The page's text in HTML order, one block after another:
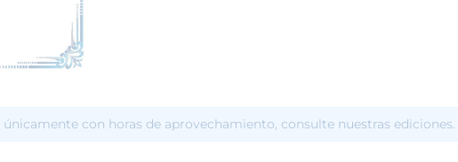
con horas de aprovechamiento, consulte nuestras ediciones.